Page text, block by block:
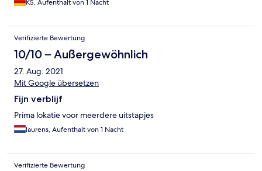
meinem Laptop ca. den halben Weg bis zur Rezeption gehen,
langen Flur Repeater eingebaut werden.
KS, Aufenthalt von 1 Nacht
Verifizierte Bewertung
10/10 – Außergewöhnlich
27. Aug. 2021
Mit Google übersetzen
Fijn verblijf
Prima lokatie voor meerdere uitstapjes
laurens, Aufenthalt von 1 Nacht
Verifizierte Bewertung